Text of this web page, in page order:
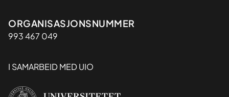
Organisasjon
ORGANISASJONSNUMMER
993 467 049
I SAMARBEID MED UIO